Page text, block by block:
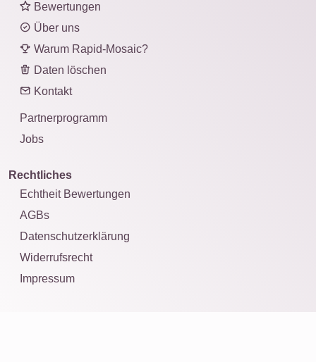
Bewertungen
Über uns
Warum Rapid-Mosaic?
Daten löschen
Kontakt
Partnerprogramm
Jobs
Rechtliches
Echtheit Bewertungen
AGBs
Datenschutzerklärung
Widerrufsrecht
Impressum